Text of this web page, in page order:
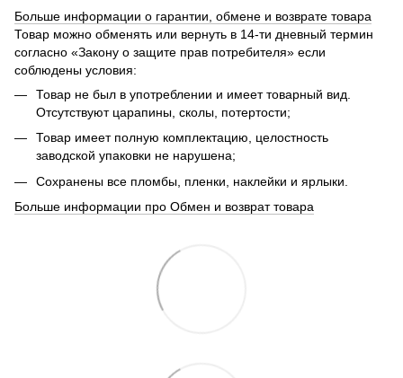
Больше информации о гарантии, обмене и возврате товара
Товар можно обменять или вернуть в 14-ти дневный термин
согласно «Закону о защите прав потребителя» если
соблюдены условия:
Товар не был в употреблении и имеет товарный вид.
Отсутствуют царапины, сколы, потертости;
Товар имеет полную комплектацию, целостность
заводской упаковки не нарушена;
Сохранены все пломбы, пленки, наклейки и ярлыки.
Больше информации про Обмен и возврат товара